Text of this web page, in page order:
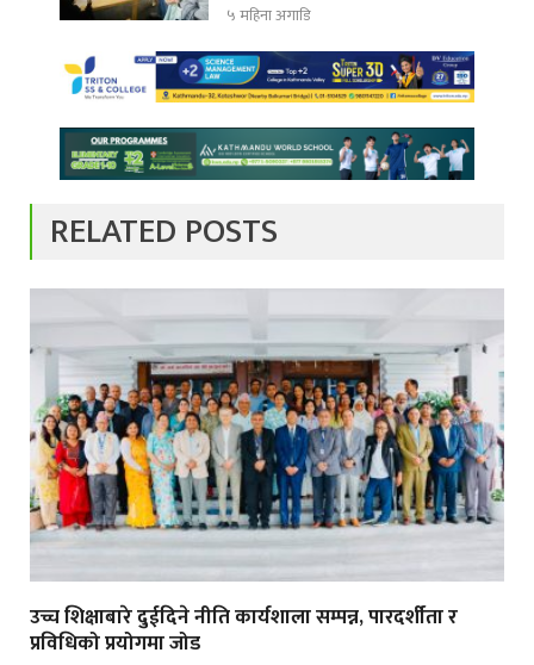
५ महिना अगाडि
RELATED POSTS
उच्च शिक्षाबारे दुईदिने नीति कार्यशाला सम्पन्न, पारदर्शीता र
प्रविधिको प्रयोगमा जोड